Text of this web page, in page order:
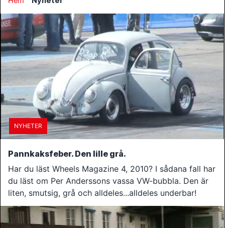
NYHETER
Pannkaksfeber. Den lille grå.
Har du läst Wheels Magazine 4, 2010? I sådana fall har
du läst om Per Anderssons vassa VW-bubbla. Den är
liten, smutsig, grå och alldeles...alldeles underbar!